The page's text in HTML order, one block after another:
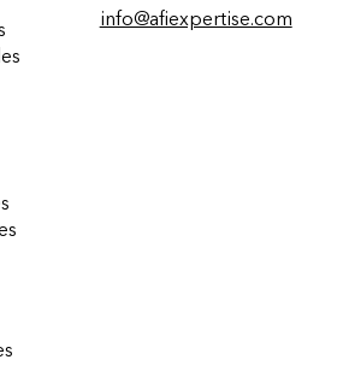
info@afiexpertise.com